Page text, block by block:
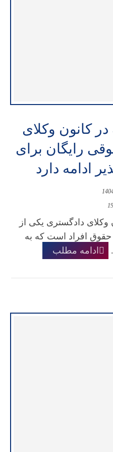
کانون وکلای
رایگان برای
ادامه دارد
19
دادگستری یکی از
افراد است که به
ادامه مطلب